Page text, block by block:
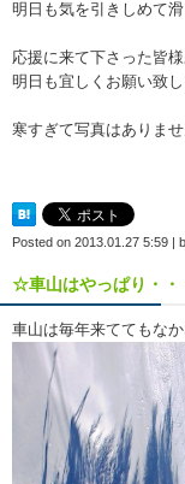
明日も気を引きしめて
応援に来て下さった皆
明日も宜しくお願い致
寒すぎて写真はありませ
Posted on 2013.01.27 5:59 |
☆車山はやっぱり・
車山は毎年来ててもな